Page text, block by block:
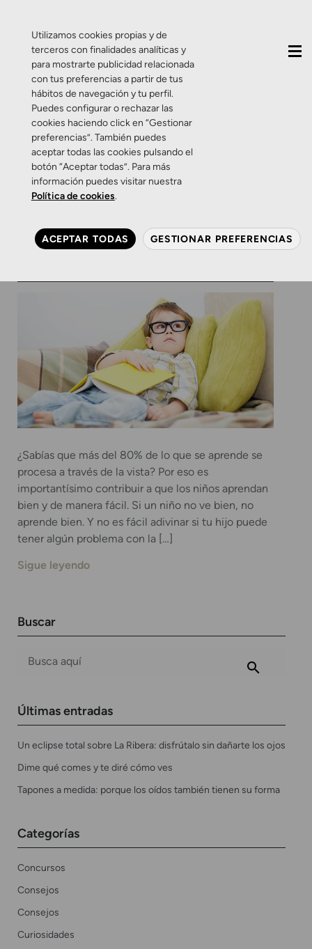
Etiqueta:sintomas en
la vista
Salud Visual
¿Tu hijo ve bien?
23 DE SEPTIEMBRE DE 2016
0 COMENTARIOS
¿Sabías que más del 80% de lo que se aprende se
procesa a través de la vista? Por eso es
importantísimo contribuir a que los niños aprendan
bien y de manera fácil. Si un niño no ve bien, no
aprende bien. Y no es fácil adivinar si tu hijo puede
tener algún problema con la […]
Sigue leyendo
Buscar
Últimas entradas
Un eclipse total sobre La Ribera: disfrútalo sin dañarte los ojos
Dime qué comes y te diré cómo ves
Tapones a medida: porque los oídos también tienen su forma
Categorías
Concursos
Consejos
Consejos
Curiosidades
Utilizamos cookies propias y de
terceros con finalidades analíticas y
para mostrarte publicidad relacionada
con tus preferencias a partir de tus
hábitos de navegación y tu perfil.
Puedes configurar o rechazar las
cookies haciendo click en “Gestionar
preferencias”. También puedes
aceptar todas las cookies pulsando el
botón “Aceptar todas”. Para más
información puedes visitar nuestra
Política de cookies.
ACEPTAR TODAS GESTIONAR PREFERENCIAS